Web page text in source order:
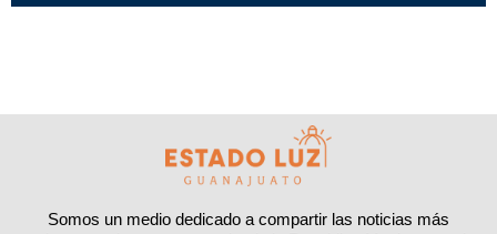
Somos un medio dedicado a compartir las noticias más